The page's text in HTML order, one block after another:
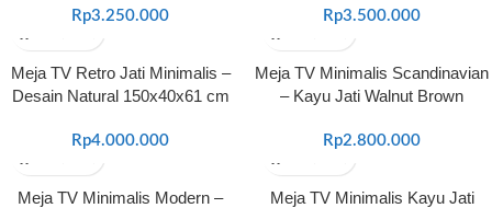
Rp3.250.000 Rp3.500.000
Meja TV Retro Jati Minimalis –
Desain Natural 150x40x61 cm
Rp4.000.000
Meja TV Minimalis Scandinavian
– Kayu Jati Walnut Brown
Rp2.800.000
Meja TV Minimalis Modern –
Meja TV Minimalis Kayu Jati